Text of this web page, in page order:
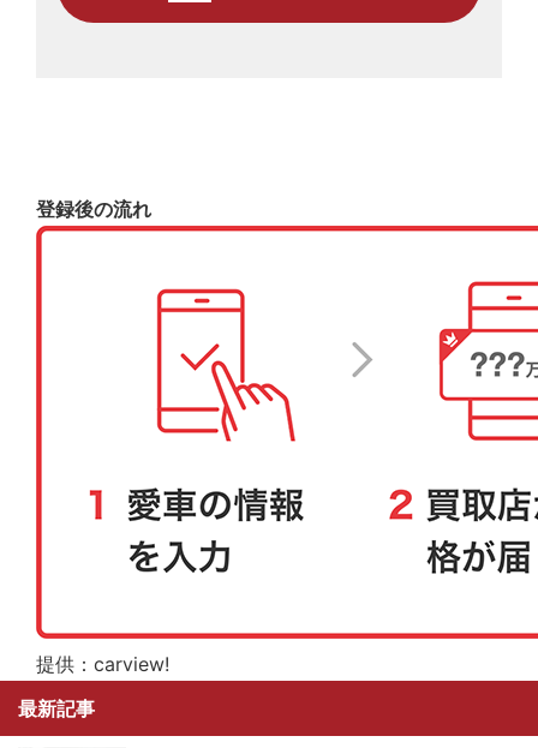
登録後の流れ
提供：carview!
最新記事